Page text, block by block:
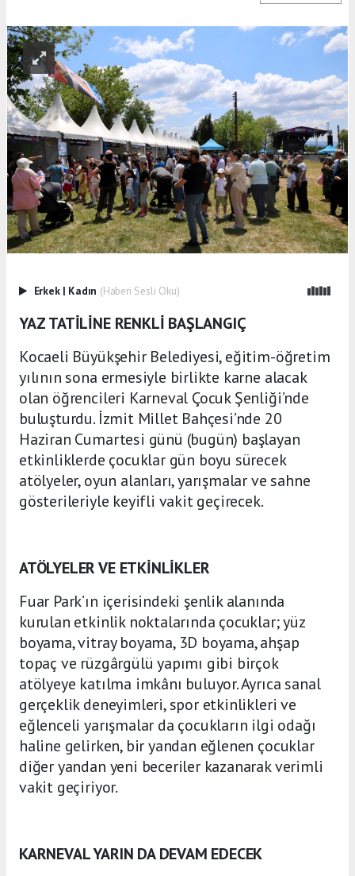
Erkek | Kadın (Haberi Sesli Oku)
YAZ TATİLİNE RENKLİ BAŞLANGIÇ
Kocaeli Büyükşehir Belediyesi, eğitim-öğretim
yılının sona ermesiyle birlikte karne alacak
olan öğrencileri Karneval Çocuk Şenliği’nde
buluşturdu. İzmit Millet Bahçesi’nde 20
Haziran Cumartesi günü (bugün) başlayan
etkinliklerde çocuklar gün boyu sürecek
atölyeler, oyun alanları, yarışmalar ve sahne
gösterileriyle keyifli vakit geçirecek.
ATÖLYELER VE ETKİNLİKLER
Fuar Park’ın içerisindeki şenlik alanında
kurulan etkinlik noktalarında çocuklar; yüz
boyama, vitray boyama, 3D boyama, ahşap
topaç ve rüzgârgülü yapımı gibi birçok
atölyeye katılma imkânı buluyor. Ayrıca sanal
gerçeklik deneyimleri, spor etkinlikleri ve
eğlenceli yarışmalar da çocukların ilgi odağı
haline gelirken, bir yandan eğlenen çocuklar
diğer yandan yeni beceriler kazanarak verimli
vakit geçiriyor.
KARNEVAL YARIN DA DEVAM EDECEK